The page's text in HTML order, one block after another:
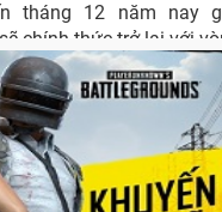
tháng 12 năm nay
chính thức trở lại với